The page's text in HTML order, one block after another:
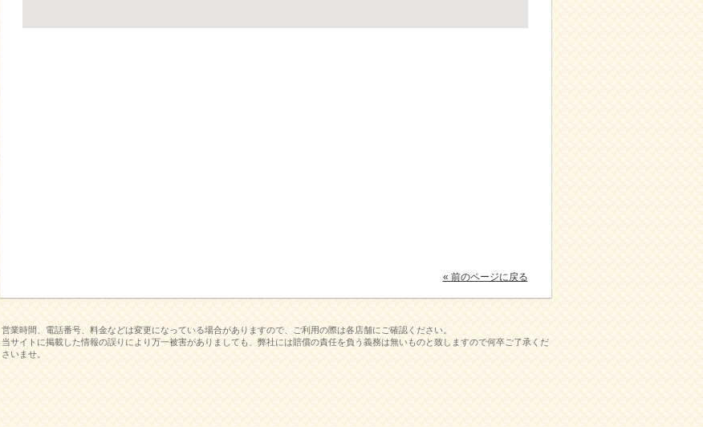
« 前のページに戻る
営業時間、電話番号、料金などは変更になっている場合がありますので、ご利用の際は各店舗にご確認ください。
当サイトに掲載した情報の誤りにより万一被害がありましても、弊社には賠償の責任を負う義務は無いものと致しますので何卒ご了承くだ
さいませ。